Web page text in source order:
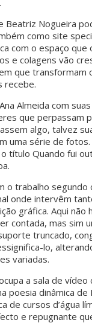
Beatriz Nogueira
como site
com o espaço que
e colagens vão
que transformam
recebe.
Almeida com
que perpassam
algo, talvez
uma série de fotos.
título Quando fui
o trabalho segundo
onde intervêm
gráfica. Aqui não
contada, mas sim
truncado,
lo,
variadas.
a sala de vídeo
poesia dinâmica de
de cursos d’água
e repugnante